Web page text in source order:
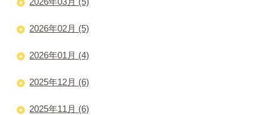
2026年02月 (5)
2026年01月 (4)
2025年12月 (6)
2025年11月 (6)